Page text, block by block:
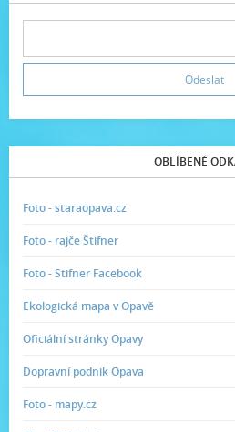
OBLÍBENÉ
Foto - staraopava.cz
Foto - rajče Štifner
Foto - Stifner Facebook
Ekologická mapa v Opavě
Oficiální stránky Opavy
Dopravní podnik Opava
Foto - mapy.cz